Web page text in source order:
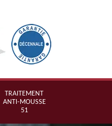
TRAITEMENT
ANTI-MOUSSE
51